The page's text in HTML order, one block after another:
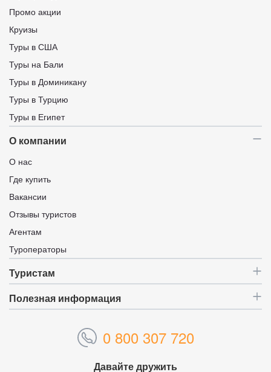
Промо акции
Круизы
Туры в США
Туры на Бали
Туры в Доминикану
Туры в Турцию
Туры в Египет
О компании
О нас
Где купить
Вакансии
Отзывы туристов
Агентам
Туроператоры
Туристам
Полезная информация
0 800 307 720
Давайте дружить